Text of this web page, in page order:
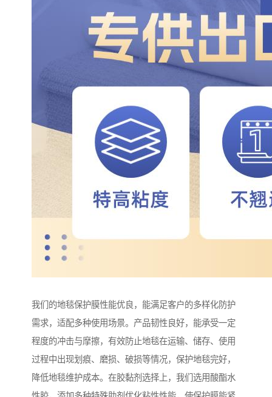
我们的地毯保护膜性能优良，能满足客户的多样化防护
需求，适配多种使用场景。产品韧性良好，能承受一定
程度的冲击与摩擦，有效防止地毯在运输、储存、使用
过程中出现划痕、磨损、破损等情况，保护地毯完好，
降低地毯维护成本。在胶黏剂选择上，我们选用酸酯水